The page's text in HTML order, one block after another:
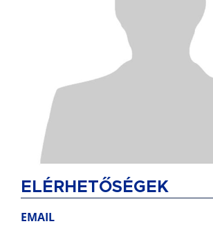
ELÉRHETŐSÉGEK
EMAIL